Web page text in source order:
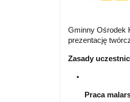
Gminny Ośrodek
prezentację
Zasady
Praca